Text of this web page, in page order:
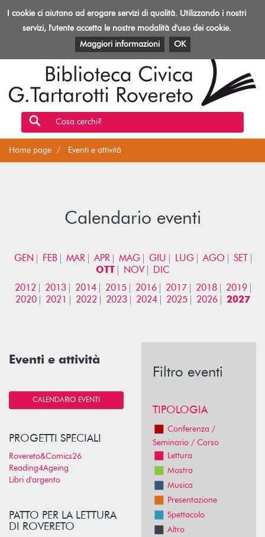
Toggle
Biblioteca
Rovereto
EVENTI E ATTIVITÀ PATRIMONIO E RISORSE
Cosa cerchi?
Home page Eventi e attività
Calendario eventi
GEN FEB MAR APR MAG GIU LUG AGO
SET
OTT
NOV
DIC
2012
2013 2014 2015 2016 2017 2018
2019
2020
2021 2022 2023 2024 2025 2026 2027
Eventi e attività
CALENDARIO EVENTI
PROGETTI SPECIALI
Rovereto&Comics26
Reading4Ageing
Libri d'argento
PATTO PER LA LETTURA
DI ROVERETO
Filtro eventi
TIPOLOGIA
Conferenza /
Seminario / Corso
Lettura
Mostra
Musica
Presentazione
Spettacolo
Altro
I cookie ci aiutano ad erogare servizi di qualità. Utilizzando i nostri
servizi, l'utente accetta le nostre modalità d'uso dei cookie.
Maggiori informazioni
OK